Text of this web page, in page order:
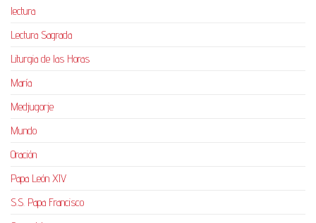
lectura
Lectura Sagrada
Liturgia de las Horas
María
Medjugorje
Mundo
Oración
Papa León XIV
S.S. Papa Francisco